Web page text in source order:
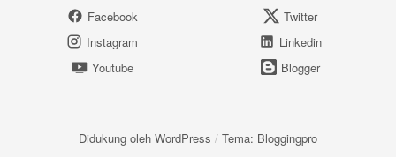
Facebook
Twitter
Instagram
Linkedin
Youtube
Blogger
Didukung oleh WordPress / Tema: Bloggingpro